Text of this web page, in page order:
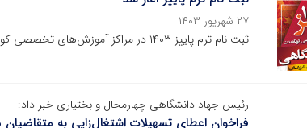
۲۷ شهریور ۱۴۰۳
ثبت نام ترم پاییز ۱۴۰۳ در مراکز آموزش‌های تخصصی کوتاه مدت جهاددانشگاهی در سطح استان آغاز شد
رئیس جهاد دانشگاهی چهارمحال و بختیاری خبر داد:
فراخوان اعطای تسهیلات اشتغال‌زایی به